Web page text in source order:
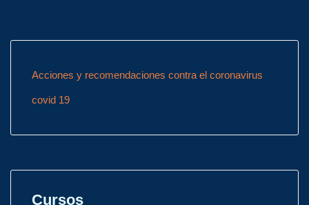
Acciones y recomendaciones contra el coronavirus
covid 19
Cursos